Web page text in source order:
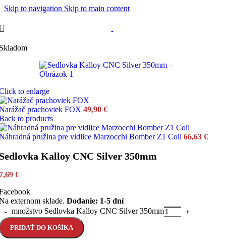
Skip to navigation Skip to main content
to enlarge
prachoviek FOX 49,90 €
to products
pružina pre vidlice Marzocchi Bomber Z1 Coil 66,63 €
Kalloy CNC Silver 350mm
€
externom sklade. Dodanie: 1-5 dní
množstvo Sedlovka Kalloy CNC Silver 350mm
PRIDAŤ DO KOŠÍKA